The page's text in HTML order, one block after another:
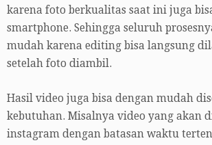
karena foto berkualitas saat ini juga
smartphone. Sehingga seluruh
mudah karena editing bisa langsung
setelah foto diambil.
Hasil video juga bisa dengan mudah
kebutuhan. Misalnya video yang akan
instagram dengan batasan waktu